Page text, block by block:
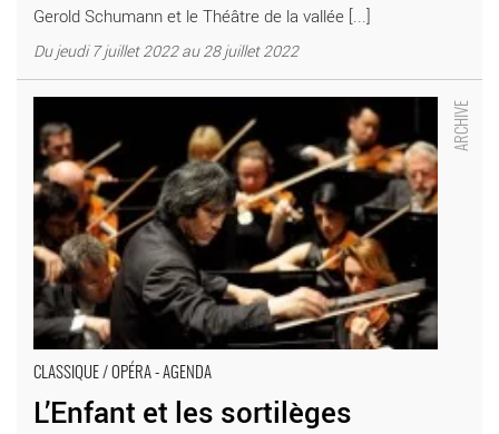
Gerold Schumann et le Théâtre de la vallée [...]
Du jeudi 7 juillet 2022 au 28 juillet 2022
CLASSIQUE / OPÉRA - AGENDA
L’Enfant et les sortilèges
L’Enfant et les sortilèges - Critique sortie Classique / Opéra